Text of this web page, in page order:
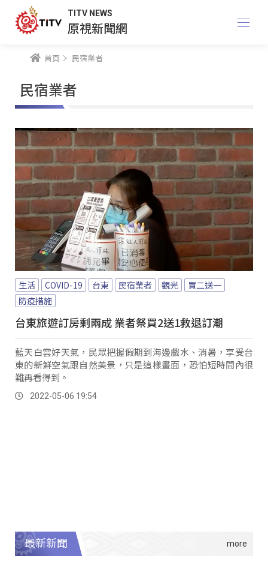
TITV NEWS
原視新聞網
首頁 民宿業者
民宿業者
生活 COVID-19 台東 民宿業者 觀光
買二送一
防疫措施
台東旅遊訂房剩兩成 業者祭買2送1救退訂潮
藍天白雲好天氣，民眾把握假期到海邊戲水、消暑，享受台
東的新鮮空氣跟自然美景，只是這樣畫面，恐怕短時間內很
難再看得到。
2022-05-06 19:54
最新新聞